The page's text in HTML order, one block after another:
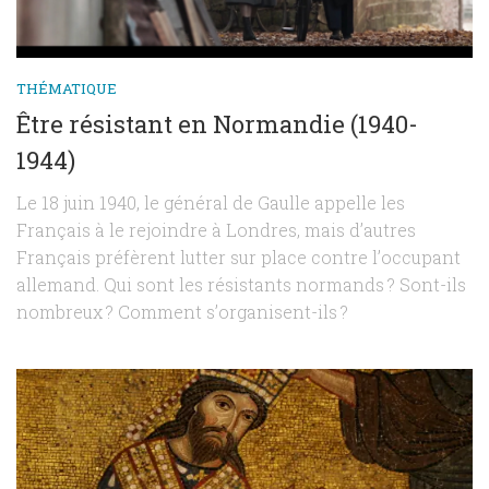
THÉMATIQUE
Être résistant en Normandie (1940-
1944)
Le 18 juin 1940, le général de Gaulle appelle les
Français à le rejoindre à Londres, mais d’autres
Français préfèrent lutter sur place contre l’occupant
allemand. Qui sont les résistants normands ? Sont-ils
nombreux ? Comment s’organisent-ils ?